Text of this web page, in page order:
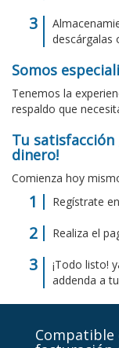
descárgalas
Somos
Tenemos la
respaldo que
Tu satisfacción
dinero!
Comienza hoy
Regístrate
Realiza el
¡Todo listo!
addenda a
Compatible